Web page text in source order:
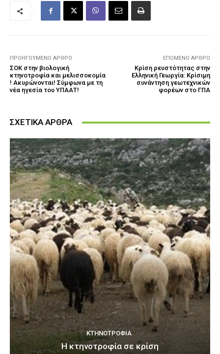
ΠΡΟΗΓΟΎΜΕΝΟ ΆΡΘΡΟ
ΣΟΚ στην βιολογική
κτηνοτροφία και μελισσοκομία
! Ακυρώνονται! Σύμφωνα με τη
νέα ηγεσία του ΥΠΑΑΤ!
ΕΠΌΜΕΝΟ ΆΡΘΡΟ
Κρίση ρευστότητας στην
Ελληνική Γεωργία: Κρίσιμη
συνάντηση γεωτεχνικών
φορέων στο ΓΠΑ
ΣΧΕΤΙΚΑ ΑΡΘΡΑ
ΚΤΗΝΟΤΡΟΦΊΑ
Η κτηνοτροφία σε κρίση